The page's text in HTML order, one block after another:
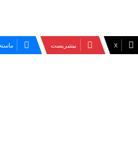
‫X بينتيريست